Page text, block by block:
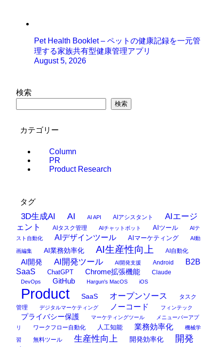
Pet Health Booklet – ペットの健康記録を一元管
理する家族共有型健康管理アプリ
August 5, 2026
検索
検索
カテゴリー
Column
PR
Product Research
タグ
3D生成AI AI AI API AIアシスタント
AIエージ
ェント
AIタスク管理 AIチャットボット AIツール
AIテ
スト自動化
AIデザインツール AIマーケティング AI動
画編集 AI業務効率化 AI生産性向上 AI自動化
AI開発 AI開発ツール AI開発支援 Android
B2B
SaaS
ChatGPT Chrome拡張機能 Claude
DevOps GitHub Hargun's MacOS iOS
Product SaaS オープンソース
タスク
管理
デジタルマーケティング ノーコード フィンテック
プライバシー保護 マーケティングツール
メニューバーアプ
リ
ワークフロー自動化 人工知能 業務効率化 機械学
習 無料ツール 生産性向上 開発効率化
開発